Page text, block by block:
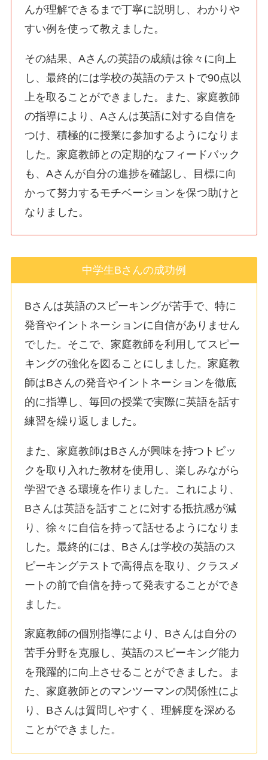
んが理解できるまで丁寧に説明し、わかりや
すい例を使って教えました。
その結果、Aさんの英語の成績は徐々に向上
し、最終的には学校の英語のテストで90点以
上を取ることができました。また、家庭教師
の指導により、Aさんは英語に対する自信を
つけ、積極的に授業に参加するようになりま
した。家庭教師との定期的なフィードバック
も、Aさんが自分の進捗を確認し、目標に向
かって努力するモチベーションを保つ助けと
なりました。
中学生Bさんの成功例
Bさんは英語のスピーキングが苦手で、特に
発音やイントネーションに自信がありません
でした。そこで、家庭教師を利用してスピー
キングの強化を図ることにしました。家庭教
師はBさんの発音やイントネーションを徹底
的に指導し、毎回の授業で実際に英語を話す
練習を繰り返しました。
また、家庭教師はBさんが興味を持つトピッ
クを取り入れた教材を使用し、楽しみながら
学習できる環境を作りました。これにより、
Bさんは英語を話すことに対する抵抗感が減
り、徐々に自信を持って話せるようになりま
した。最終的には、Bさんは学校の英語のス
ピーキングテストで高得点を取り、クラスメ
ートの前で自信を持って発表することができ
ました。
家庭教師の個別指導により、Bさんは自分の
苦手分野を克服し、英語のスピーキング能力
を飛躍的に向上させることができました。ま
た、家庭教師とのマンツーマンの関係性によ
り、Bさんは質問しやすく、理解度を深める
ことができました。